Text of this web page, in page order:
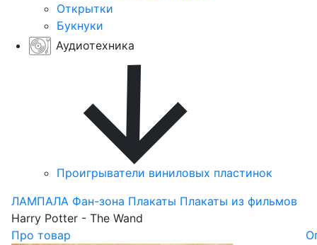
Открытки
Букнуки
Аудиотехника
Проигрыватели виниловых пластинок
ЛАМПАЛА Фан-зона Плакаты Плакаты из фильмов
Harry Potter - The Wand
Про товар